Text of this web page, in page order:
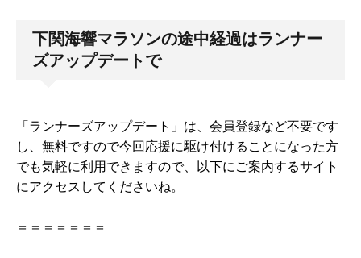
下関海響マラソンの途中経過はランナー
ズアップデートで
「ランナーズアップデート」は、会員登録など不要です
し、無料ですので今回応援に駆け付けることになった方
でも気軽に利用できますので、以下にご案内するサイト
にアクセスしてくださいね。
＝＝＝＝＝＝＝